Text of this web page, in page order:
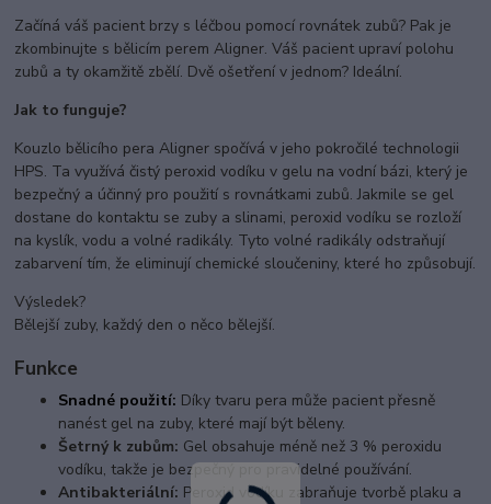
Začíná váš pacient brzy s léčbou pomocí rovnátek zubů? Pak je
zkombinujte s bělicím perem Aligner. Váš pacient upraví polohu
zubů a ty okamžitě zbělí. Dvě ošetření v jednom? Ideální.
Jak to funguje?
Kouzlo bělicího pera Aligner spočívá v jeho pokročilé technologii
HPS. Ta využíváčistý peroxid vodíku v gelu na vodní bázi, který je
bezpečný a účinný pro použití s ​​rovnátkami zubů. Jakmile se gel
dostane do kontaktu se zuby a slinami, peroxid vodíku se rozloží
na kyslík, vodu a volné radikály. Tyto volné radikály odstraňují
zabarvení tím, že eliminují chemické sloučeniny, které ho způsobují.
Výsledek?
Bělejší zuby, každý den o něco bělejší.
Funkce
Snadné použití: Díky tvaru pera může pacient přesně
nanést gel na zuby, které mají být běleny.
Šetrný k zubům: Gel obsahuje méně než 3 % peroxidu
vodíku, takže je bezpečný pro pravidelné používání.
Antibakteriální: Peroxid vodíku zabraňuje tvorbě plaku a